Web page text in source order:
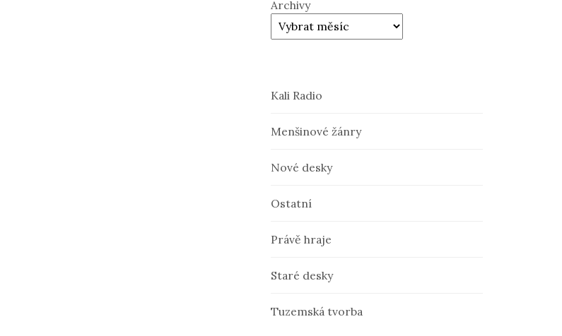
Archivy
Kali Radio
Menšinové žánry
Nové desky
Ostatní
Právě hraje
Staré desky
Tuzemská tvorba